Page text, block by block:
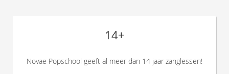
14+
Novae Popschool geeft al meer dan 14 jaar zanglessen!